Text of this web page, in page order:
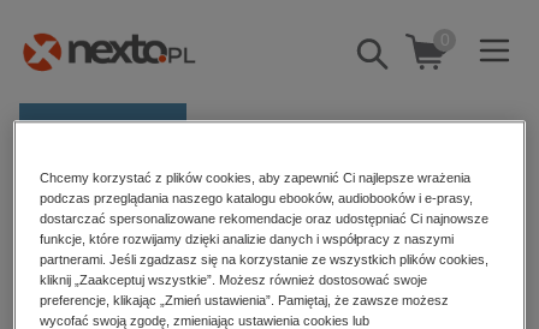
Pokaż/schowaj
wyszukiwarkę
0
E-prasa
Kategorie
Zobacz wszystkie E-prasa
budownictwo, aranżacja wnętrz
biznesowe, branżowe, gospodarka
Strona główna Fulton J. Sheen
Fulton J. Sheen
Chcemy korzystać z plików cookies, aby zapewnić Ci najlepsze wrażenia
podczas przeglądania naszego katalogu ebooków, audiobooków i e-prasy,
dostarczać spersonalizowane rekomendacje oraz udostępniać Ci najnowsze
funkcje, które rozwijamy dzięki analizie danych i współpracy z naszymi
partnerami. Jeśli zgadzasz się na korzystanie ze wszystkich plików cookies,
kliknij „Zaakceptuj wszystkie”. Możesz również dostosować swoje
preferencje, klikając „Zmień ustawienia”. Pamiętaj, że zawsze możesz
wycofać swoją zgodę, zmieniając ustawienia cookies lub